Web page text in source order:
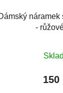
náramek
-
150